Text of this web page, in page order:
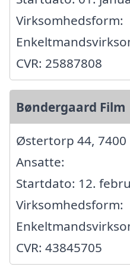
Virksomhedsform:
CVR: 25887808
Bøndergaard Film
Østertorp 44, 7400
Ansatte:
Startdato: 12.
Virksomhedsform:
CVR: 43845705